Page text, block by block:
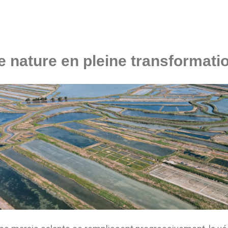
nature en pleine